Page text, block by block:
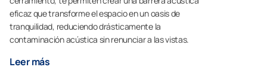
eficaz que transforme el espacio en un oasis de
tranquilidad, reduciendo drásticamente la
contaminación acústica sin renunciar a las vistas.
Leer más